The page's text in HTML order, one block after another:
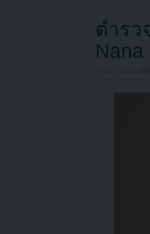
ตำรว